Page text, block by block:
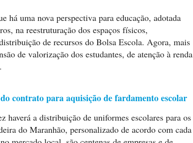
uma nova perspectiva para educação, adotada
na reestruturação dos espaços físicos,
de recursos do Bolsa Escola. Agora, mais
de valorização dos estudantes, de atenção à renda
contrato para aquisição de fardamento escolar
haverá a distribuição de uniformes escolares para os
do Maranhão, personalizado de acordo com cada